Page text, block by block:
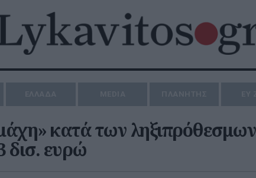
κατά των ληξιπρόθεσμων
δισ. ευρώ